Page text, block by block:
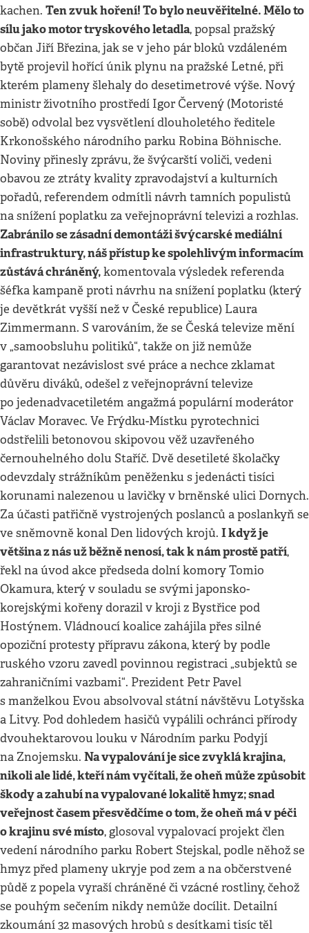
kachen. Ten zvuk hoření! To bylo neuvěřitelné. Mělo to
sílu jako motor tryskového letadla, popsal pražský
občan Jiří Březina, jak se v jeho pár bloků vzdáleném
bytě projevil hořící únik plynu na pražské Letné, při
kterém plameny šlehaly do desetimetrové výše. Nový
ministr životního prostředí Igor Červený (Motoristé
sobě) odvolal bez vysvětlení dlouholetého ředitele
Krkonošského národního parku Robina Böhnische.
Noviny přinesly zprávu, že švýcarští voliči, vedeni
obavou ze ztráty kvality zpravodajství a kulturních
pořadů, referendem odmítli návrh tamních populistů
na snížení poplatku za veřejnoprávní televizi a rozhlas.
Zabránilo se zásadní demontáži švýcarské mediální
infrastruktury, náš přístup ke spolehlivým informacím
zůstává chráněný,komentovala výsledek referenda
šéfka kampaně proti návrhu na snížení poplatku (který
je devětkrát vyšší než v České republice) Laura
Zimmermann. S varováním, že se Česká televize mění
v „samoobsluhu politiků“, takže on již nemůže
garantovat nezávislost své práce a nechce zklamat
důvěru diváků, odešel z veřejnoprávní televize
po jedenadvacetiletém angažmá populární moderátor
Václav Moravec. Ve Frýdku-Místku pyrotechnici
odstřelili betonovou skipovou věž uzavřeného
černouhelného dolu Staříč. Dvě desetileté školačky
odevzdaly strážníkům peněženku s jedenácti tisíci
korunami nalezenou u lavičky v brněnské ulici Dornych.
Za účasti patřičně vystrojených poslanců a poslankyň se
ve sněmovně konal Den lidových krojů. I když je
většina z nás už běžně nenosí, tak k nám prostě patří,
řekl na úvod akce předseda dolní komory Tomio
Okamura, který v souladu se svými japonsko-
korejskými kořeny dorazil v kroji z Bystřice pod
Hostýnem. Vládnoucí koalice zahájila přes silné
opoziční protesty přípravu zákona, který by podle
ruského vzoru zavedl povinnou registraci „subjektů se
zahraničními vazbami“. Prezident Petr Pavel
s manželkou Evou absolvoval státní návštěvu Lotyšska
a Litvy. Pod dohledem hasičů vypálili ochránci přírody
dvouhektarovou louku v Národním parku Podyjí
na Znojemsku. Na vypalování je sice zvyklá krajina,
nikoli ale lidé, kteří nám vyčítali, že oheň může způsobit
škody a zahubí na vypalované lokalitě hmyz; snad
veřejnost časem přesvědčíme o tom, že oheň má v péči
o krajinu své místo, glosoval vypalovací projekt člen
vedení národního parku Robert Stejskal, podle něhož se
hmyz před plameny ukryje pod zem a na občerstvené
půdě z popela vyraší chráněné či vzácné rostliny, čehož
se pouhým sečením nikdy nemůže docílit. Detailní
zkoumání 32 masových hrobů s desítkami tisíc těl